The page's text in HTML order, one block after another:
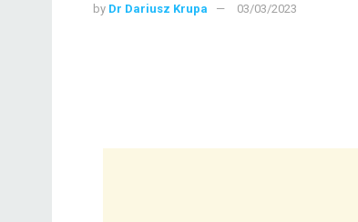
by Dr Dariusz Krupa 03/03/2023